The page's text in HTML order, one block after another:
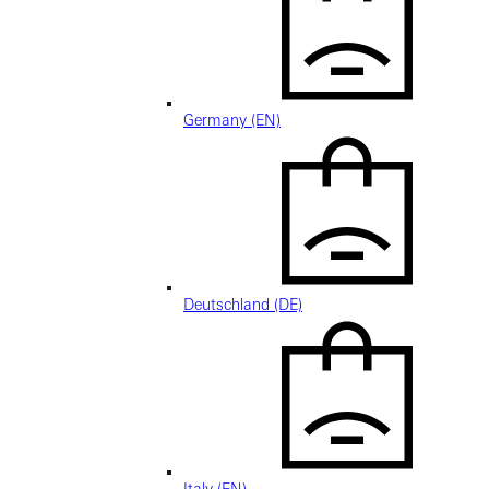
Germany (EN)
Deutschland (DE)